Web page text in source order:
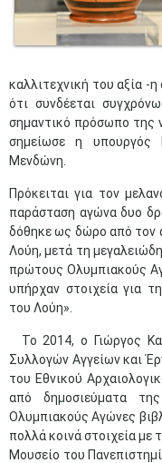
καλλιτεχνική του αξία -η
ότι συνδέεται
σημαντικό πρόσωπο της
σημείωσε η υπουργός
Μενδώνη.
Πρόκειται για τον
παράσταση αγώνα δυο
δόθηκε ως δώρο από τον
Λούη, μετά τη
πρώτους Ολυμπιακούς
υπήρχαν στοιχεία για
του Λούη».
Το 2014, ο Γιώργος
Συλλογών Αγγείων και
του Εθνικού
από δημοσιεύματα
Ολυμπιακούς Αγώνες
πολλά κοινά στοιχεία με
Μουσείο του